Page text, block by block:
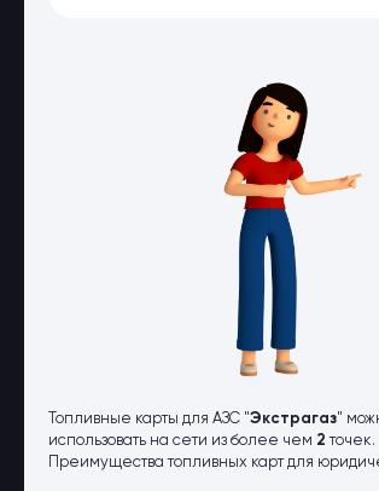
Топливные карты для АЗС "Экстрагаз"
использовать на сети из более чем 2 точек.
Преимущества топливных карт для
Страхование физических лиц
Страхование юридических лиц
Страховые компании
Электронные